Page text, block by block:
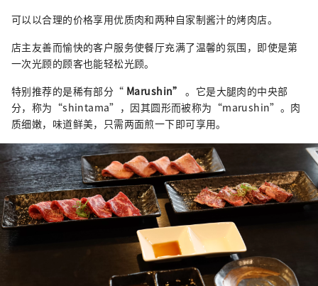
可以以合理的价格享用优质肉和两种自家制酱汁的烤肉店。
店主友善而愉快的客户服务使餐厅充满了温馨的氛围，即使是第
一次光顾的顾客也能轻松光顾。
特别推荐的是稀有部分“ Marushin” 。它是大腿肉的中央部
分，称为“shintama”，因其圆形而被称为“marushin”。肉
质细嫩，味道鲜美，只需两面煎一下即可享用。